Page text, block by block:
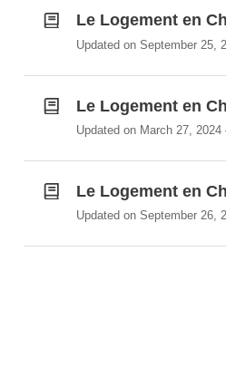
Le Logement en
Updated on September 25,
Le Logement en
Updated on March 27, 2024
Le Logement en
Updated on September 26,